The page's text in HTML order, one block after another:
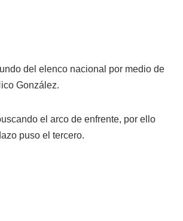
del elenco nacional por medio de
González.
el arco de enfrente, por ello
puso el tercero.